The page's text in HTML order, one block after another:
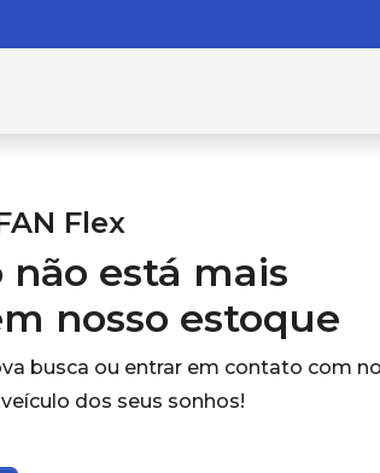
Flex
não está mais
nosso estoque
busca ou entrar em contato com
dos seus sonhos!